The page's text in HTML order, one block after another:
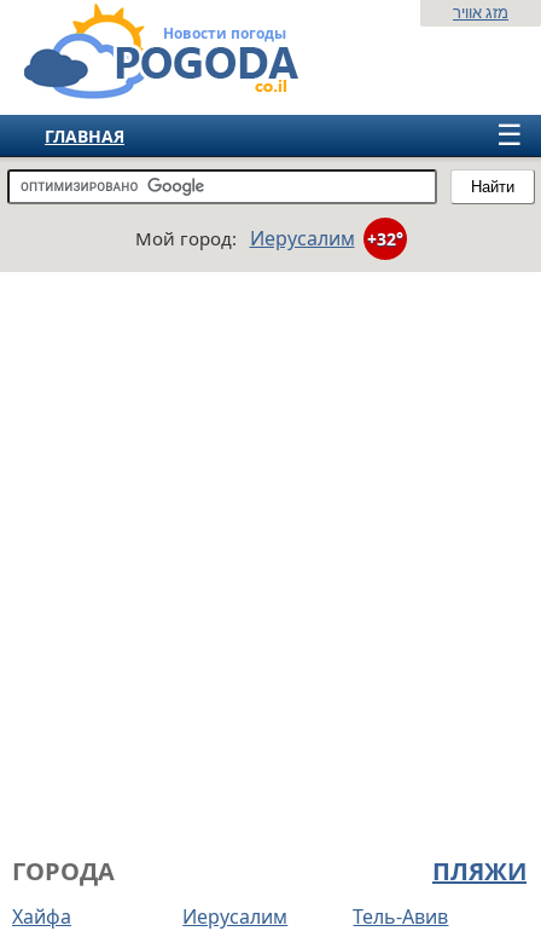
Новости погоды
Найти
מזג אוויר
☰
ГЛАВНАЯ
ИЗРАИЛЬ
ЕВРОПА
Мой город: Иерусалим +32°
ПЛЯЖИ
ГОРОДА
Хайфа Иерусалим
Тель-Авив